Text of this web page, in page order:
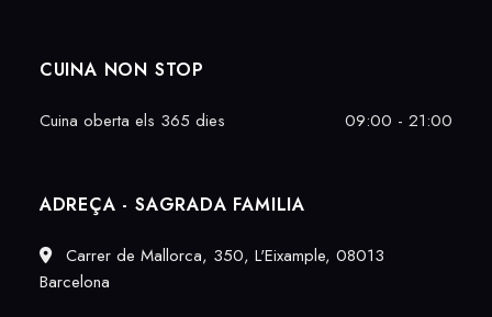
CUINA NON STOP
Cuina oberta els 365 dies 09:00 - 21:00
ADREÇA - SAGRADA FAMILIA
Carrer de Mallorca, 350, L'Eixample, 08013
Barcelona